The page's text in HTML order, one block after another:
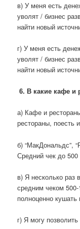
в) У меня есть
уволят / бизнес
найти новый
г) У меня есть
уволят / бизнес
найти новый
6. В какие кафе и
а) Кафе и
рестораны, поесть
б) “МакДональдс”,
Средний чек до 500
в) Я несколько
средним чеком
полноценно
г) Я могу